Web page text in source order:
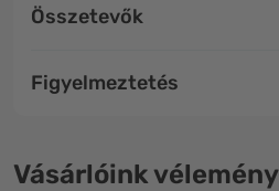
Összetevők
Figyelmeztetés
Vásárlóink